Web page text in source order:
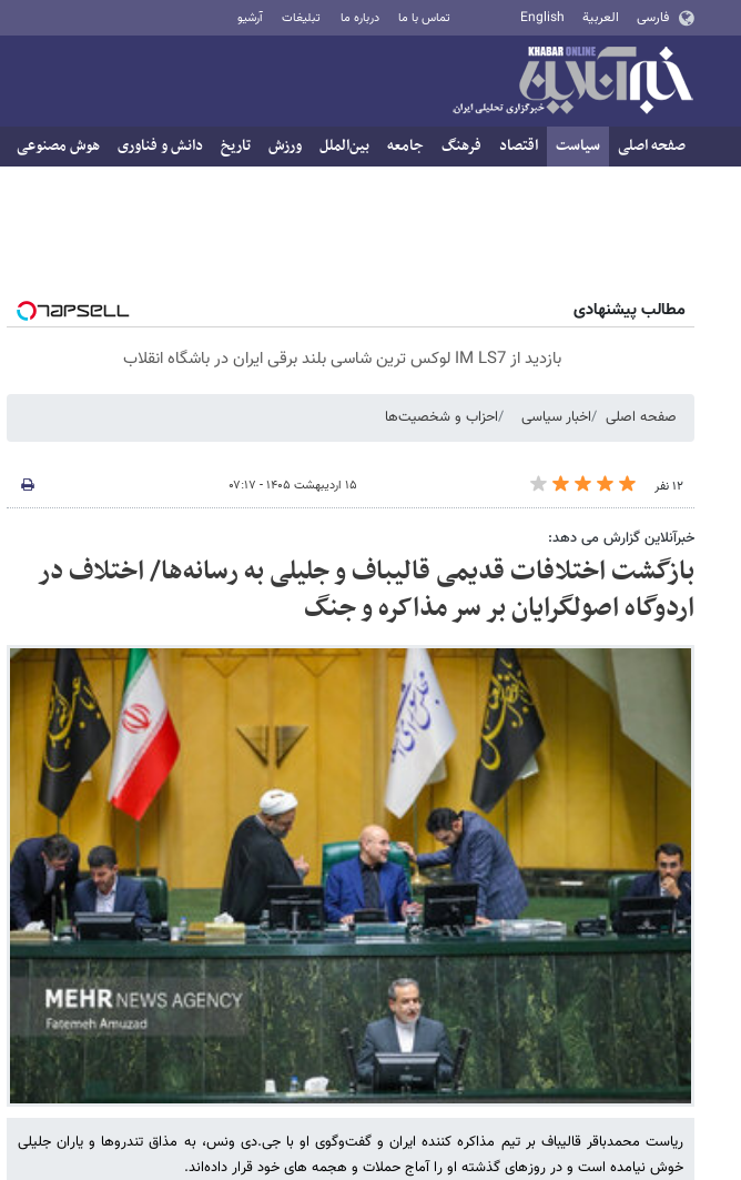
فارسی العربية English تماس با ما درباره ما تبلیغات آرشیو
صفحه اصلی سیاست اقتصاد فرهنگ جامعه بین‌الملل ورزش تاریخ دانش و فناوری هوش مصنوعی
مطالب پیشنهادی
بازدید از IM LS7 لوکس ترین شاسی بلند برقی ایران در باشگاه انقلاب
صفحه اصلی اخبار سیاسی احزاب و شخصیت‌ها
۱۲ نفر ۱۵ اردیبهشت ۱۴۰۵ - ۰۷:۱۷
خبرآنلاین گزارش می دهد:
بازگشت اختلافات قدیمی قالیباف و جلیلی به رسانه‌ها/ اختلاف در
اردوگاه اصولگرایان بر سر مذاکره و جنگ
ریاست محمدباقر قالیباف بر تیم مذاکره کننده ایران و گفت‌وگوی او با جی.دی ونس، به مذاق تندروها و یاران جلیلی
خوش نیامده است و در روزهای گذشته او را آماج حملات و هجمه های خود قرار داده‌اند.